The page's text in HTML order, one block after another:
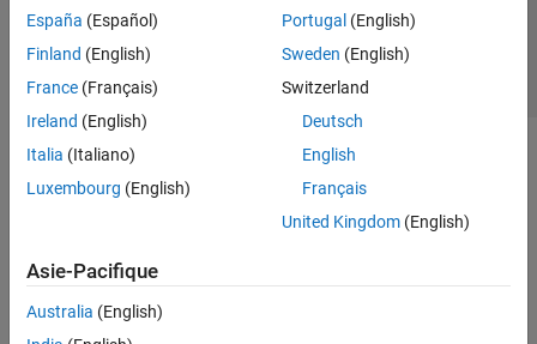
España (Español)
Finland (English)
France (Français)
Ireland (English)
Italia (Italiano)
Luxembourg (English)
Portugal (English)
Sweden (English)
Switzerland
Deutsch
English
Français
United Kingdom(English)
Asie-Pacifique
Australia (English)